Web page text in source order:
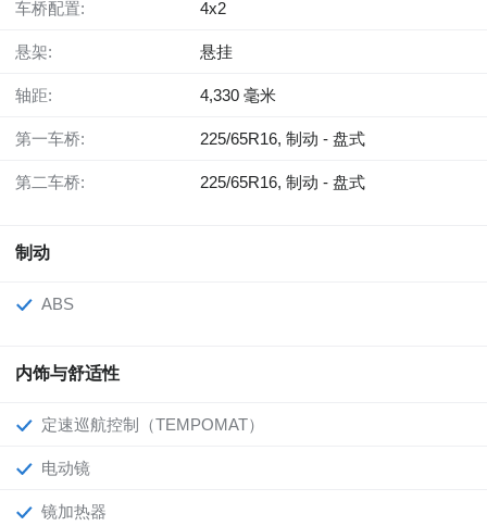
车桥配置: 4x2
悬架: 悬挂
轴距: 4,330 毫米
第一车桥: 225/65R16, 制动 - 盘式
第二车桥: 225/65R16, 制动 - 盘式
制动
ABS
内饰与舒适性
定速巡航控制（TEMPOMAT）
电动镜
镜加热器